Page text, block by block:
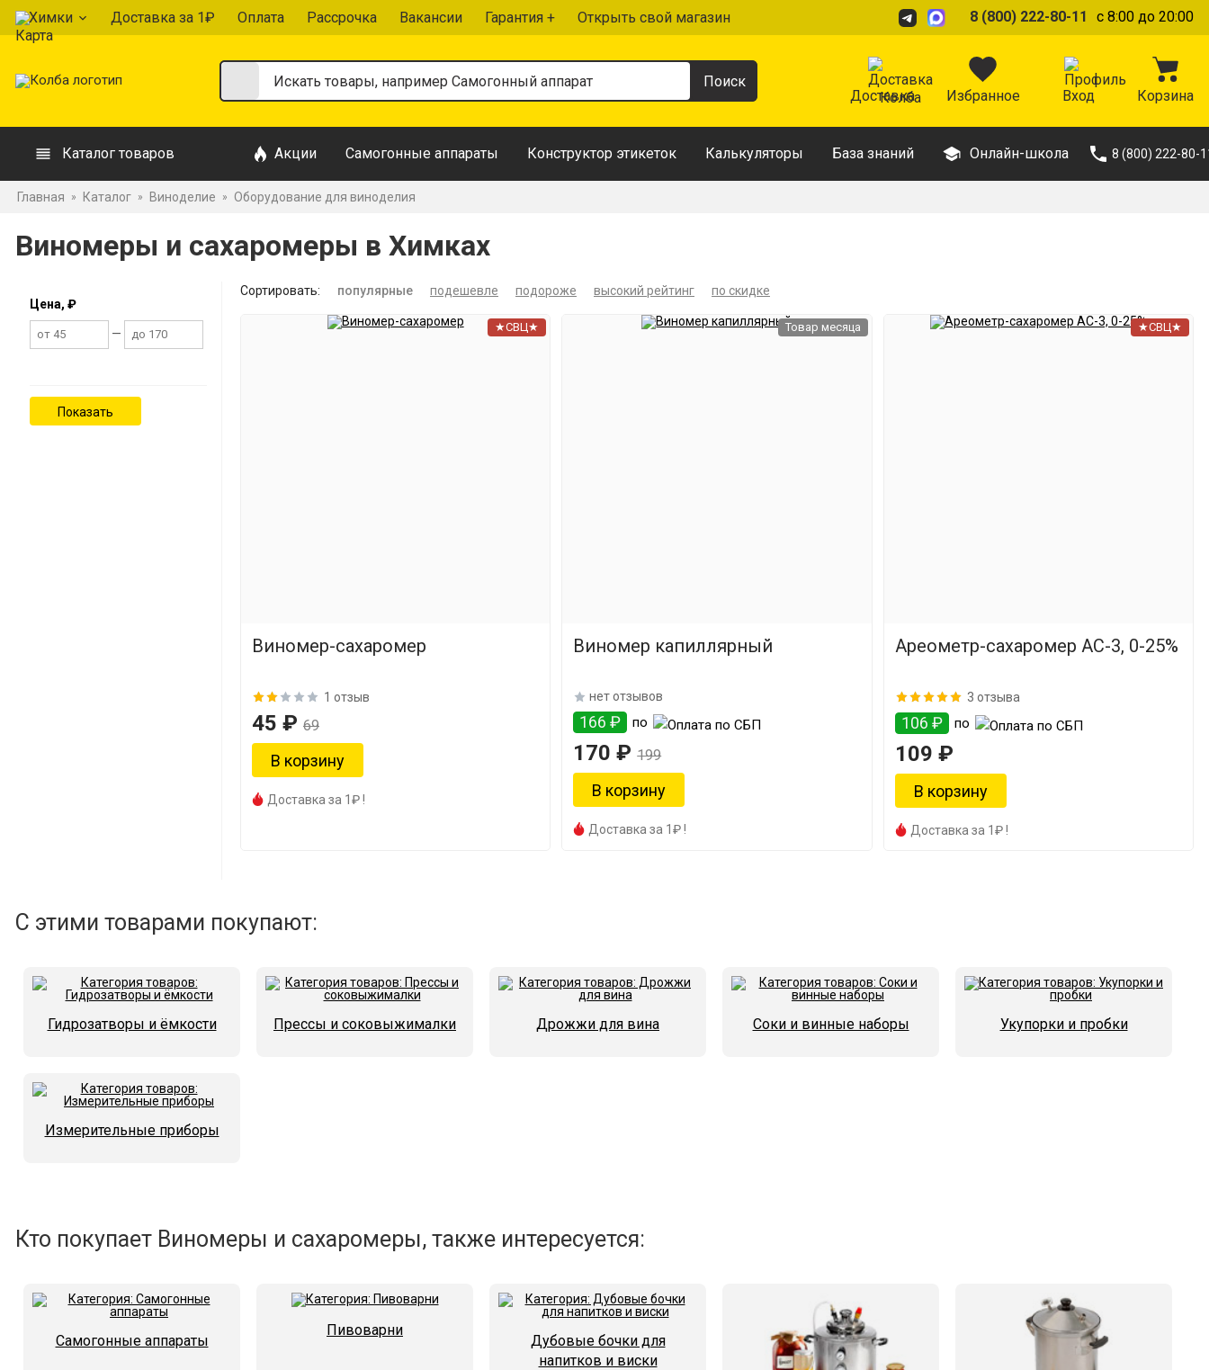
Химки Доставка за 1₽ Оплата Рассрочка Вакансии Гарантия + Открыть свой магазин 8 (800) 222-80-11 с 8:00 до 20:00
Доставка Избранное Вход Корзина
Каталог товаров Акции Самогонные аппараты Конструктор этикеток Калькуляторы База знаний Онлайн-школа 8 (800) 222-80-
Главная » Каталог » Виноделие » Оборудование для виноделия
Виномеры и сахаромеры в Химках
Цена, ₽
—
Сортировать: популярные подешевле подороже высокий рейтинг по скидке
★СВЦ★
Виномер-сахаромер
1 отзыв
45 ₽ 69
Доставка за 1₽ !
Товар месяца
Виномер капиллярный
нет отзывов
166 ₽ по
170 ₽ 199
Доставка за 1₽ !
★СВЦ★
Ареометр-сахаромер АС-3, 0-25%
3 отзыва
106 ₽ по
109 ₽
Доставка за 1₽ !
С этими товарами покупают:
Гидрозатворы и ёмкости Прессы и соковыжималки Дрожжи для вина Соки и винные наборы Укупорки и пробки
Измерительные приборы
Кто покупает Виномеры и сахаромеры, также интересуется:
Самогонные аппараты
Пивоварни
Дубовые бочки для
напитков и виски